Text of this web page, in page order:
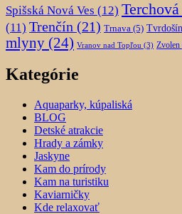
Spišská Nová Ves (12) Terchová
(11) Trenčín (21) Trnava (5) Tvrdošín
mlyny (24) Vranov nad Topľou (3) Zvolen
Kategórie
Aquaparky, kúpaliská
BLOG
Detské atrakcie
Hrady a zámky
Jaskyne
Kam do prírody
Kam na turistiku
Kaviarničky
Kde relaxovať